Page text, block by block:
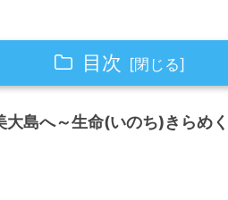
目次
大島へ～生命(いのち)きらめ